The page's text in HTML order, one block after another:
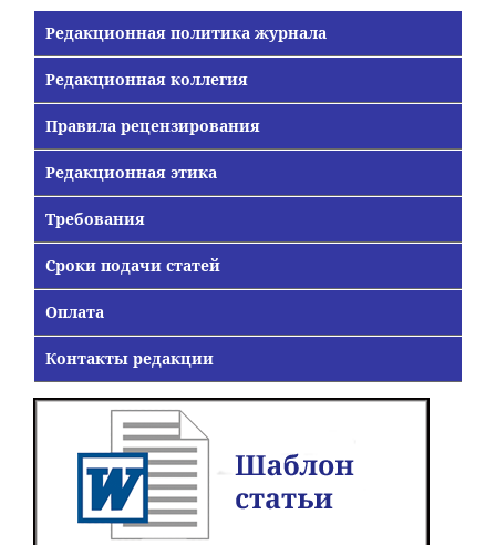
Редакционная политика журнала
Редакционная коллегия
Правила рецензирования
Редакционная этика
Требования
Сроки подачи статей
Оплата
Контакты редакции